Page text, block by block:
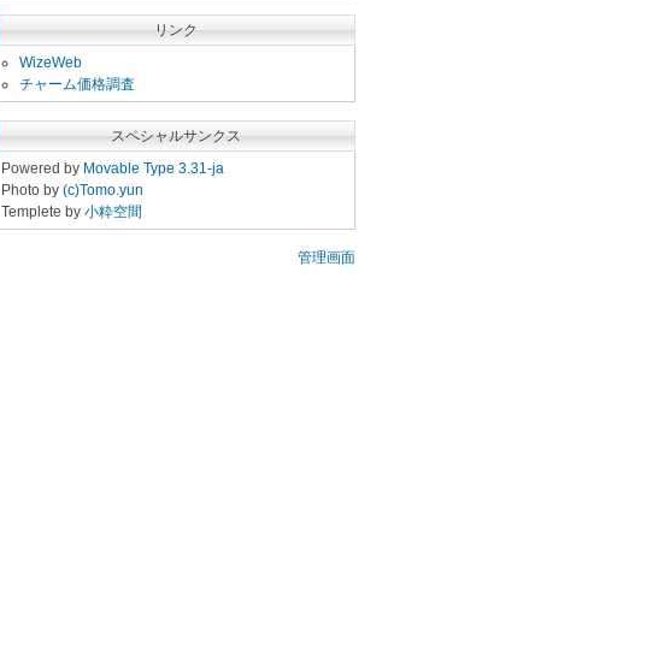
リンク
WizeWeb
チャーム価格調査
スペシャルサンクス
Powered by Movable Type 3.31-ja
Photo by (c)Tomo.yun
Templete by 小粋空間
管理画面